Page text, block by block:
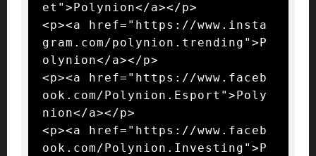
et">Polynion</a></p>
<p><a href="https://www.insta
gram.com/polynion.trending">P
olynion</a></p>
<p><a href="https://www.faceb
ook.com/Polynion.Esport">Poly
nion</a></p>
<p><a href="https://www.faceb
ook.com/Polynion.Investing">P